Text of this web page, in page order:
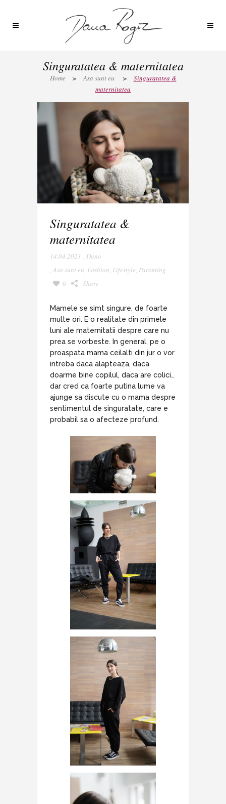
Singuratatea & maternitatea
Home > Asa sunt eu >
Singuratatea &
maternitatea
Singuratatea &
maternitatea
14.04.2021 , Dana
, Asa sunt eu, Fashion, Lifestyle, Parenting
6
Share
Mamele se simt singure, de foarte
multe ori. E o realitate din primele
luni ale maternitatii despre care nu
prea se vorbeste. In general, pe o
proaspata mama ceilalti din jur o vor
intreba daca alapteaza, daca
doarme bine copilul, daca are colici…
dar cred ca foarte putina lume va
ajunge sa discute cu o mama despre
sentimentul de singuratate, care e
probabil sa o afecteze profund.